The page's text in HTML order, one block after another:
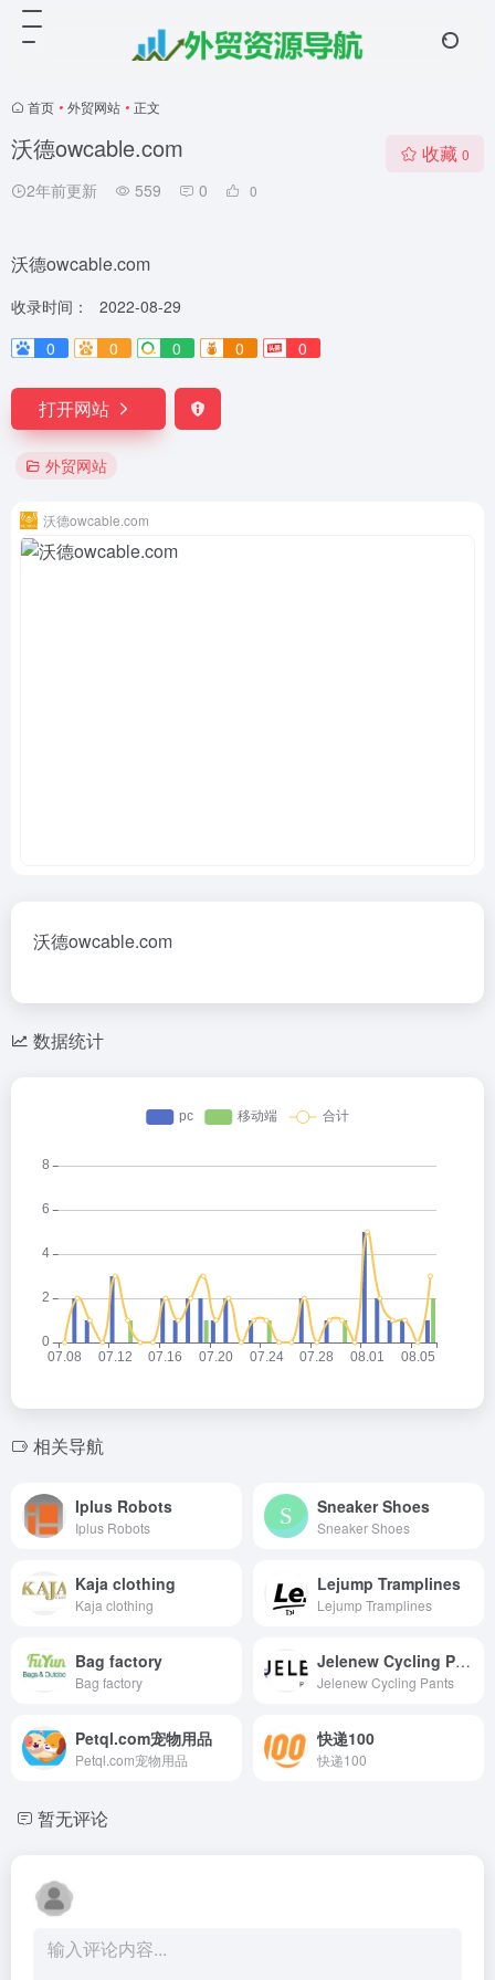
首页 • 外贸网站 • 正文
沃德owcable.com
2年前更新 559 0 0
收藏 0
沃德owcable.com
收录时间：
2022-08-29
0
0 0 0 0
打开网站
外贸网站
沃德owcable.com
沃德owcable.com
数据统计
相关导航
Iplus Robots
Iplus Robots
Sneaker Shoes
Sneaker Shoes
Kaja clothing
Kaja clothing
Lejump Tramplines
Lejump Tramplines
Bag factory
Bag factory
Jelenew Cycling Pants
Jelenew Cycling Pants
Petql.com宠物用品
Petql.com宠物用品
快递100
快递100
暂无评论